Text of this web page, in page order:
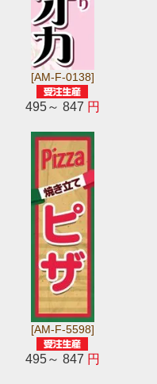
[AM-F-0138]
495～ 847 円
[AM-F-5598]
495～ 847 円